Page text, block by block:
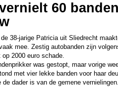
olifant heeft een superieure
»
60
38-jarige Patricia uit Sliedrecht
mee. Zestig autobanden zijn
2000 euro schade.
was gestopt, maar vorige
met vier lekke banden voor haar
de dader is van de gemene